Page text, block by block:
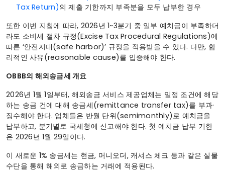
Tax Return)의 제출 기한까지 부족분을 모두 납부한 경우
또한 이번 지침에 따라, 2026년 1~3분기 중 일부 예치금이 부족하더
라도 소비세 절차 규정(Excise Tax Procedural Regulations)에
따른 ‘안전지대(safe harbor)’ 규정을 적용받을 수 있다. 다만, 합
리적인 사유(reasonable cause)를 입증해야 한다.
OBBB의 해외송금세 개요
2026년 1월 1일부터, 해외송금 서비스 제공업체는 일정 조건에 해당
하는 송금 건에 대해 송금세(remittance transfer tax)를 부과·
징수해야 한다. 업체들은 반월 단위(semimonthly)로 예치금을
납부하고, 분기별로 국세청에 신고해야 한다. 첫 예치금 납부 기한
은 2026년 1월 29일이다.
이 새로운 1% 송금세는 현금, 머니오더, 캐셔스 체크 등과 같은 실물
수단을 통해 해외로 송금하는 거래에 적용된다.